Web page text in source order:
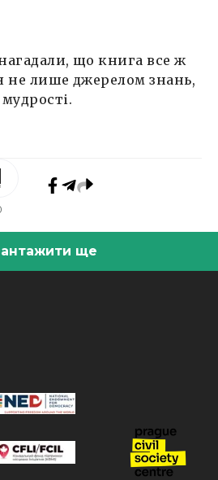
що книга все ж
не лише джерелом знань,
ще